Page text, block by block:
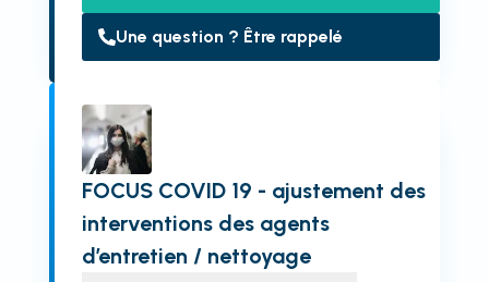
Une question ? Être rappelé
FOCUS COVID 19 - ajustement des
interventions des agents
d’entretien / nettoyage